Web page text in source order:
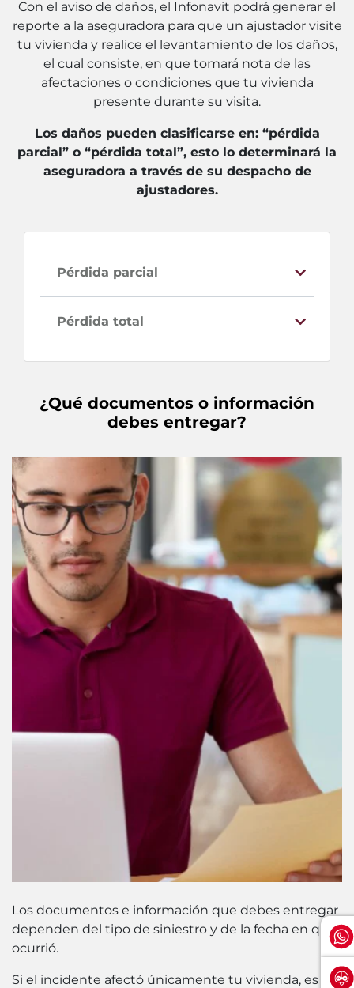
Con el aviso de daños, el Infonavit podrá generar el
reporte a la aseguradora para que un ajustador visite
tu vivienda y realice el levantamiento de los daños,
el cual consiste, en que tomará nota de las
afectaciones o condiciones que tu vivienda
presente durante su visita.
Los daños pueden clasificarse en: “pérdida
parcial” o “pérdida total”, esto lo determinará la
aseguradora a través de su despacho de
ajustadores.
Pérdida parcial
Pérdida total
¿Qué documentos o información
debes entregar?
Los documentos e información que debes entregar
dependen del tipo de siniestro y de la fecha en que
ocurrió.
Si el incidente afectó únicamente tu vivienda, es un